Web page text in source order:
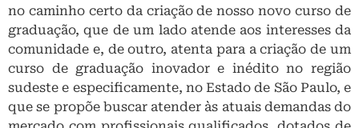
no caminho certo da criação de nosso novo curso de
graduação, que de um lado atende aos interesses da
comunidade e, de outro, atenta para a criação de um
curso de graduação inovador e inédito no região
sudeste e especificamente, no Estado de São Paulo, e
que se propõe buscar atender às atuais demandas do